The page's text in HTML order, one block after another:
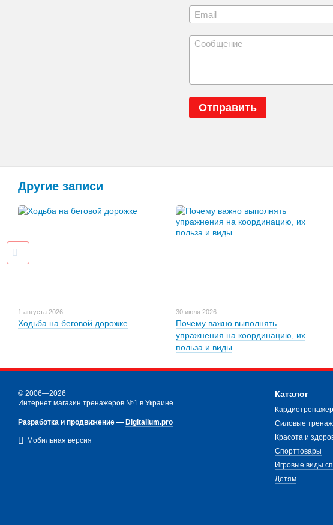
Отправить
Другие записи
1 августа 2026
Ходьба на беговой дорожке
30 июля 2026
Почему важно выполнять
упражнения на координацию, их
польза и виды
© 2006—2026
Интернет магазин тренажеров №1 в Украине
Разработка и продвижение — Digitalium.pro
Мобильная версия
Каталог
Силовые
Красота и
Спорттовары
Игровые виды
Детям